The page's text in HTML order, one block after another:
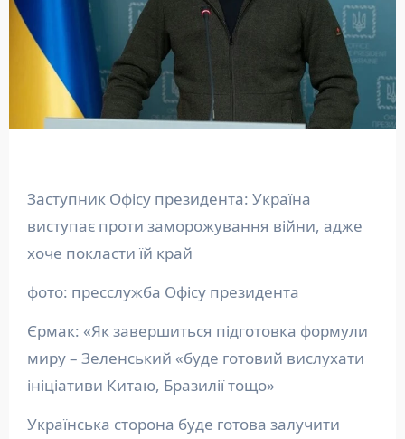
Заступник Офісу президента: Україна
виступає проти заморожування війни, адже
хоче покласти їй край
фото: пресслужба Офісу президента
Єрмак: «Як завершиться підготовка формули
миру – Зеленський «буде готовий вислухати
ініціативи Китаю, Бразилії тощо»
Українська сторона буде готова залучити